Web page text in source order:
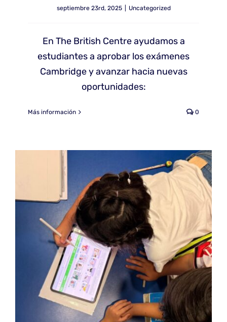
septiembre 23rd, 2025 Uncategorized
En The British Centre ayudamos a
estudiantes a aprobar los exámenes
Cambridge y avanzar hacia nuevas
oportunidades:
Más información 0